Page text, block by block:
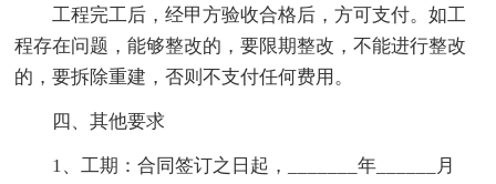
工程完工后，经甲方验收合格后，方可支付。如工
程存在问题，能够整改的，要限期整改，不能进行整改
的，要拆除重建，否则不支付任何费用。
四、其他要求
1、工期：合同签订之日起，_______年______月